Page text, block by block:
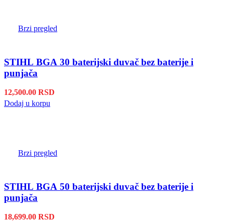
Brzi pregled
STIHL BGA 30 baterijski duvač bez baterije i
punjača
12,500.00 RSD
Dodaj u korpu
Brzi pregled
STIHL BGA 50 baterijski duvač bez baterije i
punjača
18,699.00 RSD